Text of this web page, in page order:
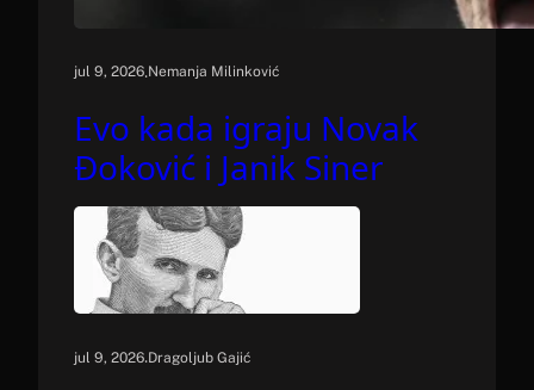
jul 9, 2026.Nemanja Milinković
Evo kada igraju Novak
Đoković i Janik Siner
jul 9, 2026.Dragoljub Gajić